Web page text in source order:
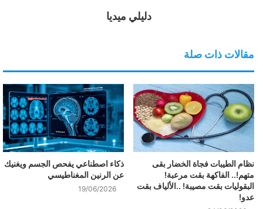
دليلي ميديا
مقالات ذات صلة
نظام الطيبات فجاة الخضار بقى
متهم!.. الفاكهة بقت مرعبة!
البقوليات بقت مصيبة! ..الألياف بقت
عدو!
ذكاء اصطناعي يفحص الجسم ويغنيك
عن الرنين المغناطيسي
19/06/2026